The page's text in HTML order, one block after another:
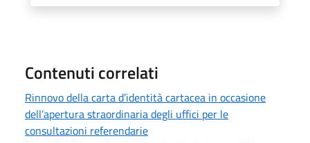
Contenuti correlati
Rinnovo della carta d’identità cartacea in occasione
dell’apertura straordinaria degli uffici per le
consultazioni referendarie